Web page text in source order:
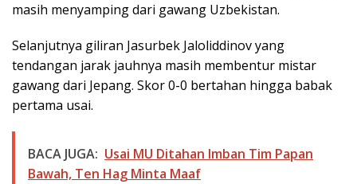
masih menyamping dari gawang Uzbekistan.
Selanjutnya giliran Jasurbek Jaloliddinov yang
tendangan jarak jauhnya masih membentur mistar
gawang dari Jepang. Skor 0-0 bertahan hingga babak
pertama usai.
BACA JUGA: Usai MU Ditahan Imban Tim Papan
Bawah, Ten Hag Minta Maaf